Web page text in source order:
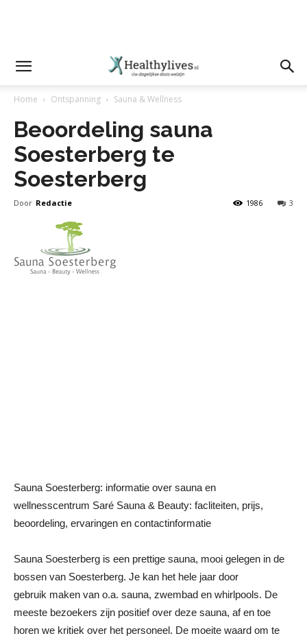
Home Ontspanning Sauna & Wellness
Beoordeling sauna
Soesterberg te
Soesterberg
Door Redactie 3
1986
Sauna Soesterberg: informatie over sauna en
wellnesscentrum Saré Sauna & Beauty: facliteiten, prijs,
beoordeling, ervaringen en contactinformatie
Sauna Soesterberg is een prettige sauna, mooi gelegen in de
bossen van Soesterberg. Je kan het hele jaar door
gebruik maken van o.a. sauna, zwembad en whirlpools. De
meeste bezoekers zijn positief over deze sauna, af en toe
horen we kritiek over het personeel. De moeite waard om te